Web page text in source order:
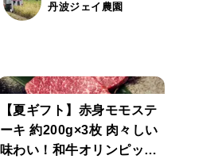
丹波ジェイ農園
【夏ギフト】赤身モモステ
ーキ 約200g×3枚 肉々しい
味わい！和牛オリンピック